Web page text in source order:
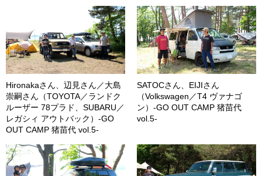
Hironakaさん、辺見さん／大島
崇嗣さん（TOYOTA／ランドク
ルーザー 78プラド、SUBARU／
レガシィ アウトバック）-GO
OUT CAMP 猪苗代 vol.5-
SATOCさん、EIJIさん
（Volkswagen／T4 ヴァナゴ
ン）-GO OUT CAMP 猪苗代
vol.5-